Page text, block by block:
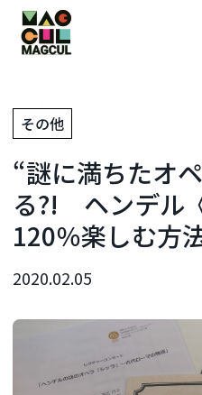
ン
テ
ン
に
ス
キ
ッ
プ
その他
“謎に満ちたオ
る?! ヘンデル
120％楽しむ方
2020.02.05